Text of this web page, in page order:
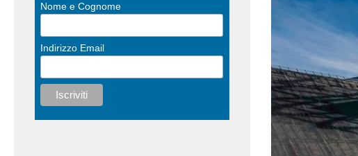
Nome e Cognome
Indirizzo Email